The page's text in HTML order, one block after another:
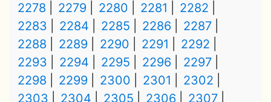
2278
2279 2280 2281
2282
2283
2284 2285 2286
2287
2288
2289 2290 2291
2292
2293
2294 2295 2296
2297
2298
2299 2300 2301
2302
2303
2304 2305 2306
2307